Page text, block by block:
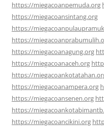
https://miegacoanpemuda.org
https://miegacoansintang.org
https://
https://
https://miegacoanagung.org
https://miegacoanaceh.org
https://
https://miegacoanampera.org
https://miegacoansenen.org
https://
https://miegacoancikini.org